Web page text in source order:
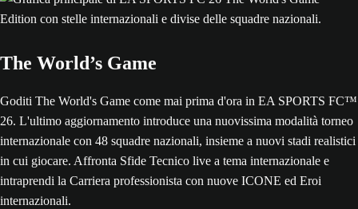
The World’s Game
Goditi The World's Game come mai prima d'ora in EA SPORTS FC™
26. L'ultimo aggiornamento introduce una nuovissima modalità torneo
internazionale con 48 squadre nazionali, insieme a nuovi stadi realistici
in cui giocare. Affronta Sfide Tecnico live a tema internazionale e
intraprendi la Carriera professionista con nuove ICONE ed Eroi
internazionali.